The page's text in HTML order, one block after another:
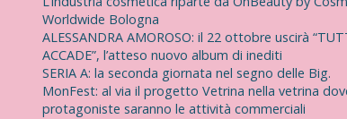
Worldwide Bologna
ALESSANDRA AMOROSO: il 22 ottobre uscirà
ACCADE”, l’atteso nuovo album di inediti
SERIA A: la seconda giornata nel segno delle Big.
MonFest: al via il progetto Vetrina nella vetrina
protagoniste saranno le attività commerciali